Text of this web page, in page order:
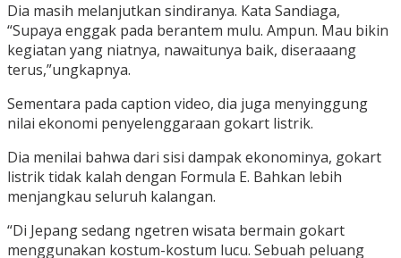
Dia masih melanjutkan sindiranya. Kata Sandiaga,
“Supaya enggak pada berantem mulu. Ampun. Mau bikin
kegiatan yang niatnya, nawaitunya baik, diseraaang
terus,”ungkapnya.
Sementara pada caption video, dia juga menyinggung
nilai ekonomi penyelenggaraan gokart listrik.
Dia menilai bahwa dari sisi dampak ekonominya, gokart
listrik tidak kalah dengan Formula E. Bahkan lebih
menjangkau seluruh kalangan.
“Di Jepang sedang ngetren wisata bermain gokart
menggunakan kostum-kostum lucu. Sebuah peluang